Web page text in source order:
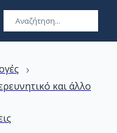
›
και άλλο